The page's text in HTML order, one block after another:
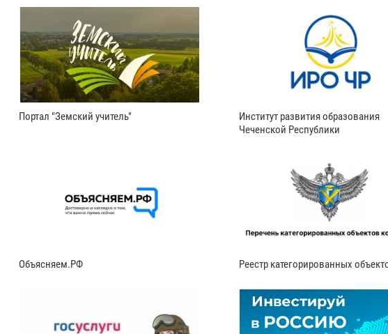
Портал "Земский учитель"
Институт развития образования
Чеченской Республики
Объясняем.РФ Реестр категорированных